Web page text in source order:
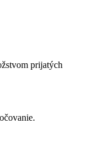
prijatých